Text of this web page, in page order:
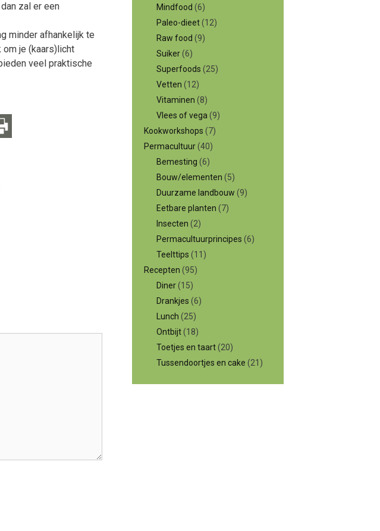
zal er een
minder afhankelijk te
je (kaars)licht
veel praktische
Mindfood (6)
Paleo-dieet(12)
Raw food (9)
Suiker(6)
Superfoods (25)
Vetten (12)
Vitaminen (8)
Vlees of vega(9)
Kookworkshops (7)
Permacultuur(40)
Bemesting (6)
Bouw/elementen (5)
Duurzame landbouw (9)
Eetbare planten (7)
Insecten (2)
Permacultuurprincipes (6)
Teelttips (11)
Recepten (95)
Diner(15)
Drankjes (6)
Lunch (25)
Ontbijt(18)
Toetjes en taart(20)
Tussendoortjes en cake (21)